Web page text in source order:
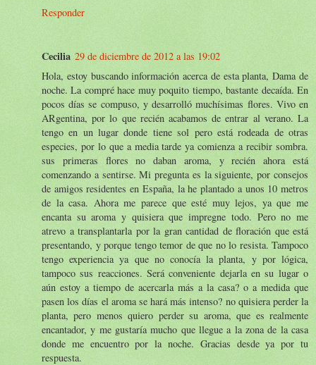
Responder
Cecilia 29 de diciembre de 2012 a las 19:02
Hola, estoy buscando información acerca de esta planta, Dama de
noche. La compré hace muy poquito tiempo, bastante decaída. En
pocos días se compuso, y desarrolló muchísimas flores. Vivo en
ARgentina, por lo que recién acabamos de entrar al verano. La
tengo en un lugar donde tiene sol pero está rodeada de otras
especies, por lo que a media tarde ya comienza a recibir sombra.
sus primeras flores no daban aroma, y recién ahora está
comenzando a sentirse. Mi pregunta es la siguiente, por consejos
de amigos residentes en España, la he plantado a unos 10 metros
de la casa. Ahora me parece que esté muy lejos, ya que me
encanta su aroma y quisiera que impregne todo. Pero no me
atrevo a transplantarla por la gran cantidad de floración que está
presentando, y porque tengo temor de que no lo resista. Tampoco
tengo experiencia ya que no conocía la planta, y por lógica,
tampoco sus reacciones. Será conveniente dejarla en su lugar o
aún estoy a tiempo de acercarla más a la casa? o a medida que
pasen los días el aroma se hará más intenso? no quisiera perder la
planta, pero menos quiero perder su aroma, que es realmente
encantador, y me gustaría mucho que llegue a la zona de la casa
donde me encuentro por la noche. Gracias desde ya por tu
respuesta.